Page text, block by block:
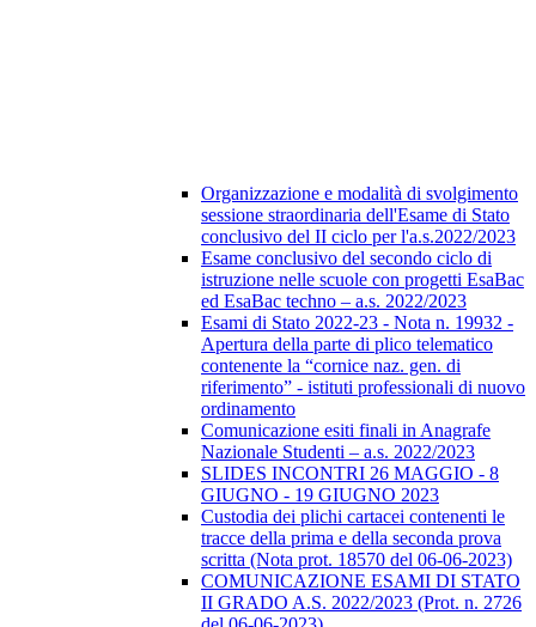
Organizzazione e modalità di svolgimento
sessione straordinaria dell'Esame di Stato
conclusivo del II ciclo per l'a.s.2022/2023
Esame conclusivo del secondo ciclo di
istruzione nelle scuole con progetti EsaBac
ed EsaBac techno – a.s. 2022/2023
Esami di Stato 2022-23 - Nota n. 19932 -
Apertura della parte di plico telematico
contenente la “cornice naz. gen. di
riferimento” - istituti professionali di nuovo
ordinamento
Comunicazione esiti finali in Anagrafe
Nazionale Studenti – a.s. 2022/2023
SLIDES INCONTRI 26 MAGGIO - 8
GIUGNO - 19 GIUGNO 2023
Custodia dei plichi cartacei contenenti le
tracce della prima e della seconda prova
scritta (Nota prot. 18570 del 06-06-2023)
COMUNICAZIONE ESAMI DI STATO
II GRADO A.S. 2022/2023 (Prot. n. 2726